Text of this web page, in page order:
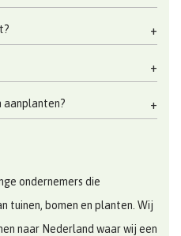
aanplanten?
ondernemers die
tuinen, bomen en planten. Wij
naar Nederland waar wij een